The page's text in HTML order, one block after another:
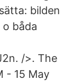
bilden
båda
/>. The
- 15 May